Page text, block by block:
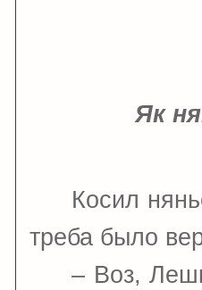
Як
Косил
треба было
– Воз,